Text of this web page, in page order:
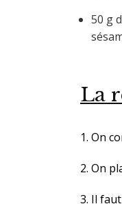
50 g
La
1. On
2. On
3. Il